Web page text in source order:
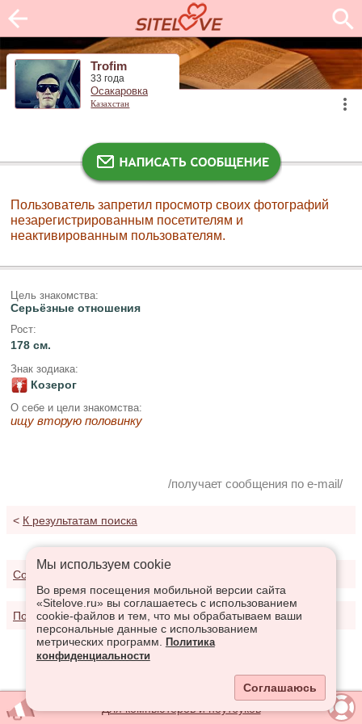
Trofim
33 года
Осакаровка
Казахстан
Пользователь запретил просмотр своих фотографий
незарегистрированным посетителям и
неактивированным пользователям.
Цель знакомства:
Серьёзные отношения
Рост:
178 см.
Знак зодиака:
Козерог
О себе и цели знакомства:
ищу вторую половинку
/получает сообщения по e-mail/
< К результатам поиска
Соглашение о предоставлении услуг
Политика конфиденциальности
Мы используем сookie
Во время посещения мобильной версии сайта
«Sitelove.ru» вы соглашаетесь с использованием
cookie-файлов и тем, что мы обрабатываем ваши
персональные данные с использованием
метрических программ.
Политика
конфиденциальности
Соглашаюсь
Для компьютеров и ноутбуков